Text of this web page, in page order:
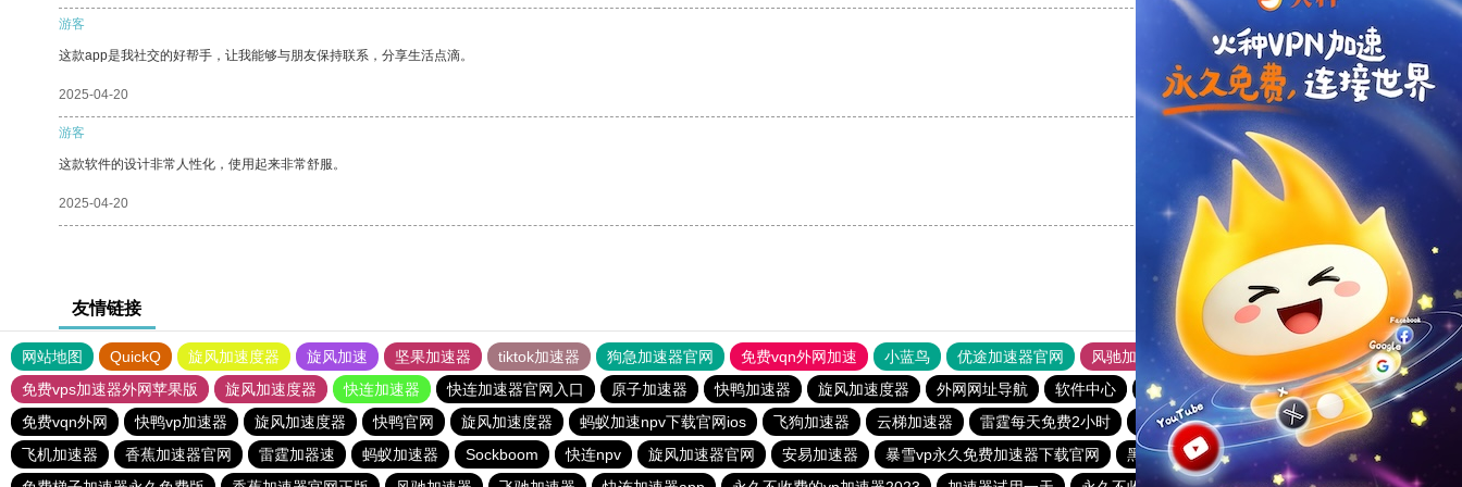
游客
这款app是我社交的好帮手，让我能够与朋友保持联系，分享生活点滴。
2025-04-20 支持[0] 反对[0]
游客
这款软件的设计非常人性化，使用起来非常舒服。
2025-04-20 支持[0] 反对[0]
友情链接
网站地图 QuickQ 旋风加速度器 旋风加速 坚果加速器 tiktok加速器 狗急加速器官网 免费vqn外网加速 小蓝鸟 优途加速器官网 风驰加速器
旋风加速器
免费vps加速器外网苹果版
旋风加速度器 快连加速器 快连加速器官网入口 原子加速器 快鸭加速器 旋风加速度器 外网网址导航 软件中心 雷霆加速 狂飙加速器
哔咔漫画
免费vqn外网
快鸭vp加速器 旋风加速度器 快鸭官网 旋风加速度器 蚂蚁加速npv下载官网ios 飞狗加速器 云梯加速器 雷霆每天免费2小时 极光aurora加速器
小蓝鸟pvn加速器
飞机加速器
香蕉加速器官网 雷霆加器速 蚂蚁加速器 Sockboom 快连npv 旋风加速器官网 安易加速器 暴雪vp永久免费加速器下载官网 黑豹加速器
爬梯子加速器